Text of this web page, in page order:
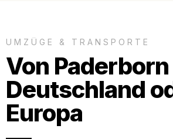
UMZÜGE & TRANSPORTE
Von
Deutschland
Europa